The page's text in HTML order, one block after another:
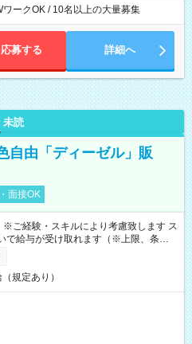
ークOK / 10名以上の大量募集
応募する 詳細へ
未読
自由「ディーゼル」販
面接OK
ご経験・スキルにより考慮致します ス
で給与が受け取れます（※上限、条件
規定あり）